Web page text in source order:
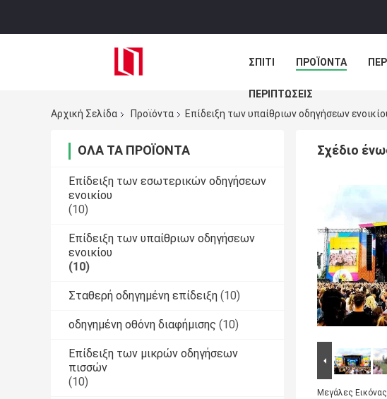
ΣΠΊΤΙ ΠΡΟΪΌΝΤΑ
ΠΕΡΙΠΤΏΣΕΙΣ
Αρχική Σελίδα
Προϊόντα Επίδειξη των υπαίθριων οδηγήσεων
ΌΛΑ ΤΑ ΠΡΟΪΌΝΤΑ
Επίδειξη των εσωτερικών οδηγήσεων
ενοικίου
(10)
Επίδειξη των υπαίθριων οδηγήσεων
ενοικίου
(10)
Σταθερή οδηγημένη επίδειξη (10)
οδηγημένη οθόνη διαφήμισης (10)
Επίδειξη των μικρών οδηγήσεων
πισσών
(10)
Σχέδιο
Μεγάλες